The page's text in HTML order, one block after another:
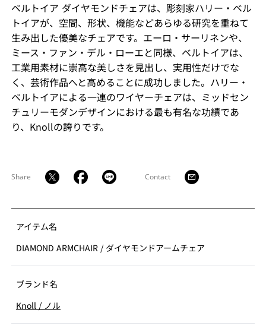
ベルトイア ダイヤモンドチェアは、彫刻家ハリー・ベル
トイアが、空間、形状、機能などあらゆる研究を重ねて
生み出した優美なチェアです。エーロ・サーリネンや、
ミース・ファン・デル・ローエと同様、ベルトイアは、
工業用素材に崇高な美しさを見出し、実用性だけでな
く、芸術作品へと高めることに成功しました。ハリー・
ベルトイアによる一連のワイヤーチェアは、ミッドセン
チュリーモダンデザインにおける最も有名な功績であ
り、Knollの誇りです。
Share Contact
アイテム名
DIAMOND ARMCHAIR / ダイヤモンドアームチェア
ブランド名
Knoll / ノル